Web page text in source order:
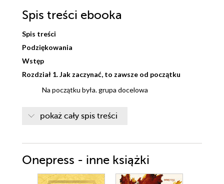
Spis treści ebooka
Spis treści
Podziękowania
Wstęp
Rozdział 1. Jak zaczynać, to zawsze od początku
Na początku była. grupa docelowa
Circle
Nim pójdziesz dalej, wróć do źródła - wróć do
strategii marki
pokaż cały spis treści
Onepress - inne książki